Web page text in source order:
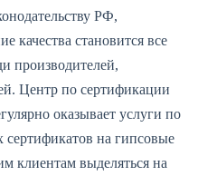
РФ,
качества становится все
производителей,
Центр по сертификации
оказывает услуги по
на гипсовые
клиентам выделяться на